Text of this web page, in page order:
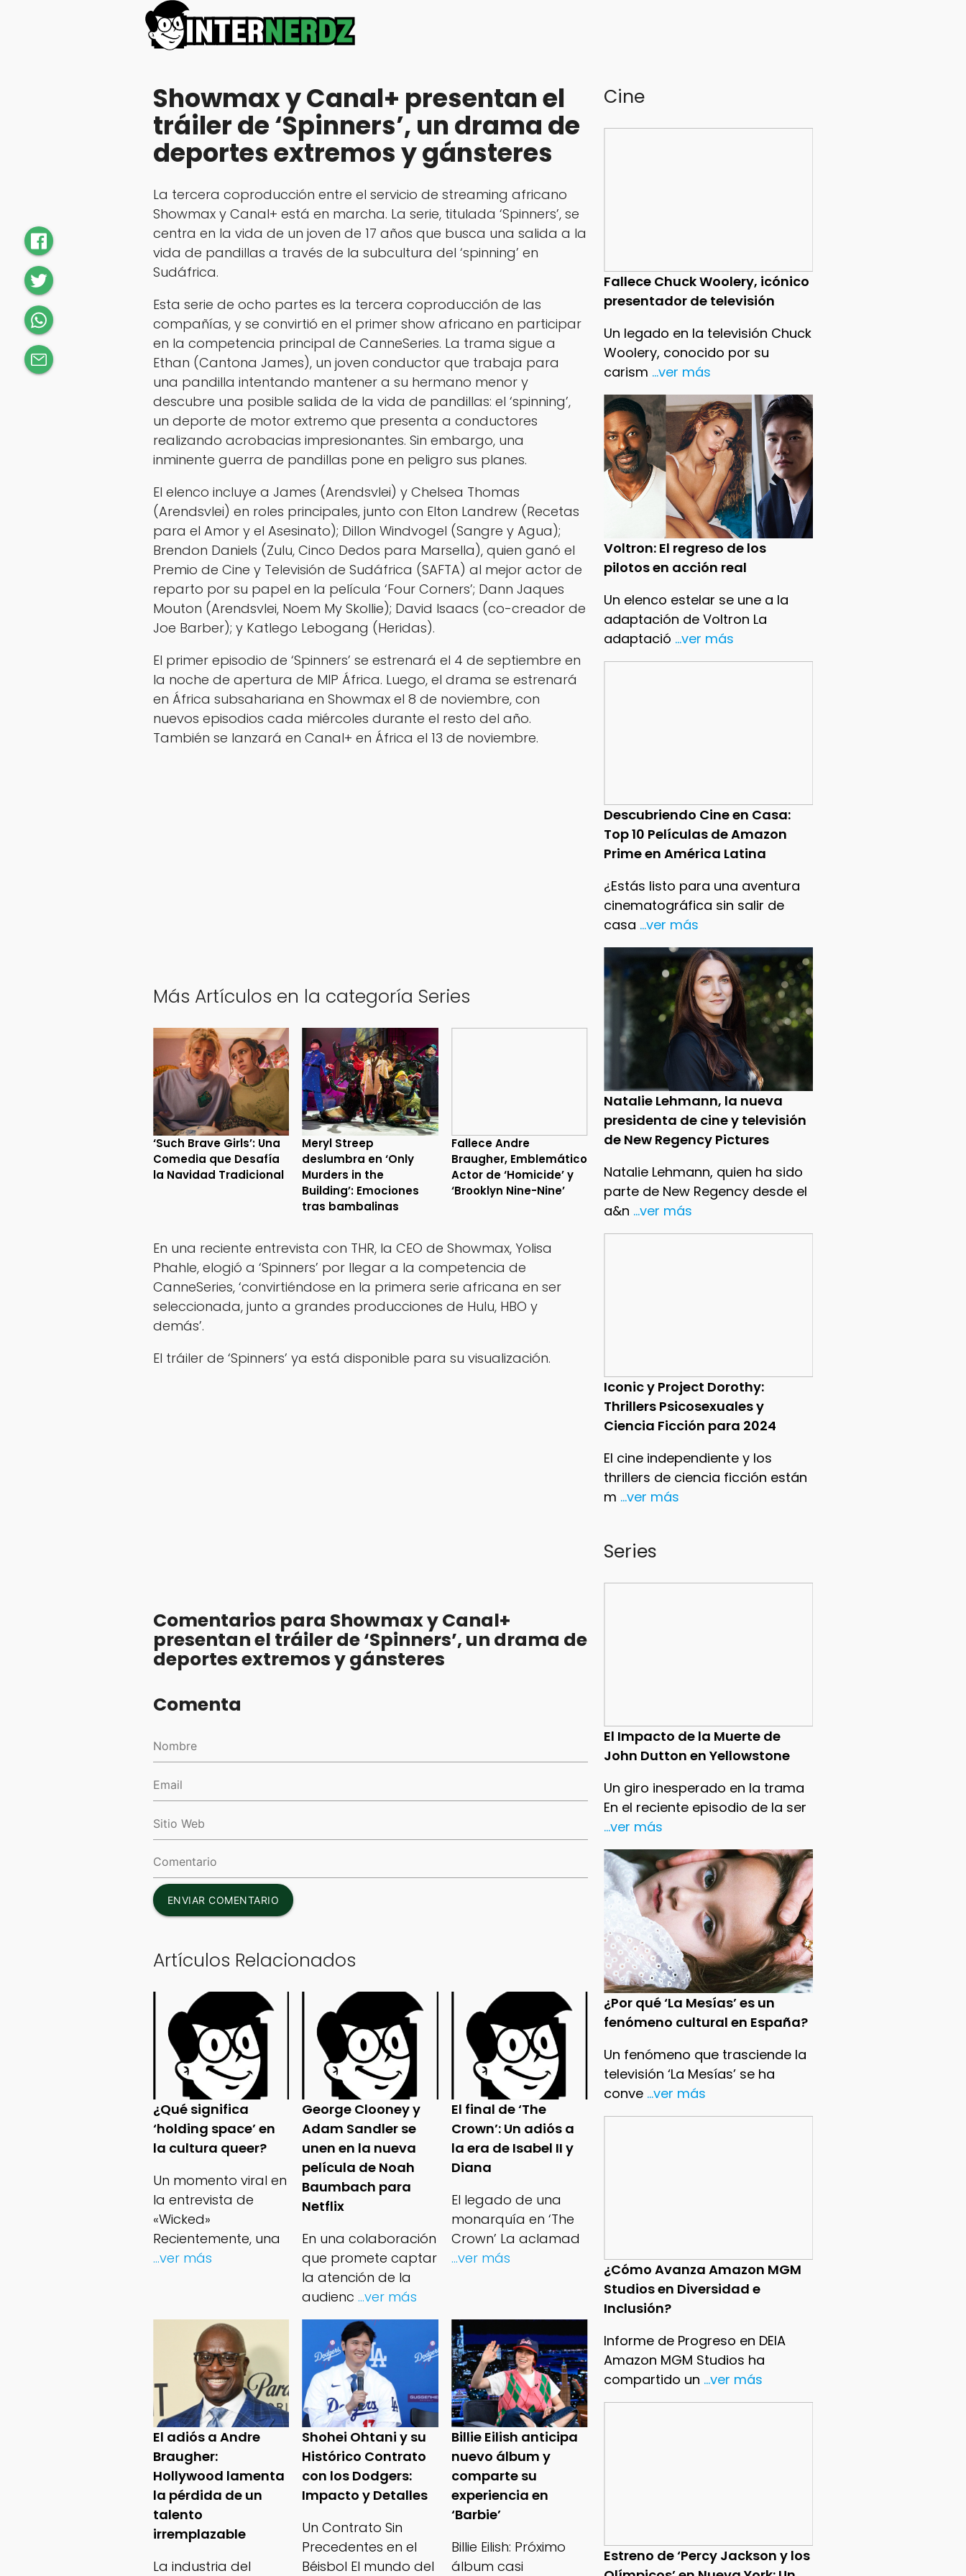
Cine
Fallece Chuck Woolery, icónico
presentador de televisión
Un legado en la televisión Chuck
Woolery, conocido por su
carism ...ver más
Voltron: El regreso de los
pilotos en acción real
Un elenco estelar se une a la
adaptación de Voltron La
adaptació ...ver más
Descubriendo Cine en Casa:
Top 10 Películas de Amazon
Prime en América Latina
¿Estás listo para una aventura
cinematográfica sin salir de
casa ...ver más
Natalie Lehmann, la nueva
presidenta de cine y televisión
de New Regency Pictures
Natalie Lehmann, quien ha sido
parte de New Regency desde el
a&n ...ver más
Iconic y Project Dorothy:
Thrillers Psicosexuales y
Ciencia Ficción para 2024
El cine independiente y los
thrillers de ciencia ficción están
m ...ver más
Series
El Impacto de la Muerte de
John Dutton en Yellowstone
Un giro inesperado en la trama
En el reciente episodio de la ser
...ver más
¿Por qué ‘La Mesías’ es un
fenómeno cultural en España?
Un fenómeno que trasciende la
televisión ‘La Mesías’ se ha
conve ...ver más
¿Cómo Avanza Amazon MGM
Studios en Diversidad e
Inclusión?
Informe de Progreso en DEIA
Amazon MGM Studios ha
compartido un ...ver más
Estreno de ‘Percy Jackson y los
Showmax y Canal+ presentan el
tráiler de ‘Spinners’, un drama de
deportes extremos y gánsteres
La tercera coproducción entre el servicio de streaming africano
Showmax y Canal+ está en marcha. La serie, titulada ‘Spinners’, se
centra en la vida de un joven de 17 años que busca una salida a la
vida de pandillas a través de la subcultura del ‘spinning’ en
Sudáfrica.
Esta serie de ocho partes es la tercera coproducción de las
compañías, y se convirtió en el primer show africano en participar
en la competencia principal de CanneSeries. La trama sigue a
Ethan (Cantona James), un joven conductor que trabaja para
una pandilla intentando mantener a su hermano menor y
descubre una posible salida de la vida de pandillas: el ‘spinning’,
un deporte de motor extremo que presenta a conductores
realizando acrobacias impresionantes. Sin embargo, una
inminente guerra de pandillas pone en peligro sus planes.
El elenco incluye a James (Arendsvlei) y Chelsea Thomas
(Arendsvlei) en roles principales, junto con Elton Landrew (Recetas
para el Amor y el Asesinato); Dillon Windvogel (Sangre y Agua);
Brendon Daniels (Zulu, Cinco Dedos para Marsella), quien ganó el
Premio de Cine y Televisión de Sudáfrica (SAFTA) al mejor actor de
reparto por su papel en la película ‘Four Corners’; Dann Jaques
Mouton (Arendsvlei, Noem My Skollie); David Isaacs (co-creador de
Joe Barber); y Katlego Lebogang (Heridas).
El primer episodio de ‘Spinners’ se estrenará el 4 de septiembre en
la noche de apertura de MIP África. Luego, el drama se estrenará
en África subsahariana en Showmax el 8 de noviembre, con
nuevos episodios cada miércoles durante el resto del año.
También se lanzará en Canal+ en África el 13 de noviembre.
Más Artículos en la categoría Series
‘Such Brave Girls’: Una
Comedia que Desafía
la Navidad Tradicional
Meryl Streep
deslumbra en ‘Only
Murders in the
Building’: Emociones
tras bambalinas
Fallece Andre
Braugher, Emblemático
Actor de ‘Homicide’ y
‘Brooklyn Nine-Nine’
En una reciente entrevista con THR, la CEO de Showmax, Yolisa
Phahle, elogió a ‘Spinners’ por llegar a la competencia de
CanneSeries, ‘convirtiéndose en la primera serie africana en ser
seleccionada, junto a grandes producciones de Hulu, HBO y
demás’.
El tráiler de ‘Spinners’ ya está disponible para su visualización.
Comentarios para Showmax y Canal+
presentan el tráiler de ‘Spinners’, un drama de
deportes extremos y gánsteres
Comenta
ENVIAR COMENTARIO
Artículos Relacionados
¿Qué significa
‘holding space’ en
la cultura queer?
Un momento viral en
la entrevista de
«Wicked»
Recientemente, una
...ver más
George Clooney y
Adam Sandler se
unen en la nueva
película de Noah
Baumbach para
Netflix
En una colaboración
que promete captar
la atención de la
audienc ...ver más
El final de ‘The
Crown’: Un adiós a
la era de Isabel II y
Diana
El legado de una
monarquía en ‘The
Crown’ La aclamad
...ver más
El adiós a Andre
Braugher:
Hollywood lamenta
la pérdida de un
talento
irremplazable
La industria del
Shohei Ohtani y su
Histórico Contrato
con los Dodgers:
Impacto y Detalles
Un Contrato Sin
Precedentes en el
Béisbol El mundo del
Billie Eilish anticipa
nuevo álbum y
comparte su
experiencia en
‘Barbie’
Billie Eilish: Próximo
álbum casi